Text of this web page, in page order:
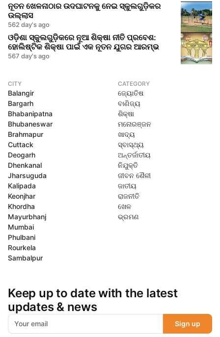
ନୂତନ ଖେଳନାଠାର ଉଦଘାଟନକୁ ନେଇ ସ୍କୁଲଗୁଡ଼ିକର
ଉଲ୍ଲାସ
562 day's ago
ଓଡ଼ିଶା ସ୍କୁଲଗୁଡ଼ିକରେ ନୂଆ ଶିକ୍ଷା ନୀତି ପ୍ରବେଶ:
ହୋଲିଷ୍ଟିକ ଶିକ୍ଷା ପାଇଁ ଏକ ନୂତନ ଯୁଗର ଆରମ୍ଭ
567 day's ago
CITY
Balangir
Bargarh
Bhabanipatna
Bhubaneswar
Brahmapur
Cuttack
Deogarh
Dhenkanal
Jharsuguda
Kalipada
Keonjhar
Khordha
Mayurbhanj
Mumbai
Phulbani
Rourkela
Sambalpur
CATEGORY
ଜ୍ୟୋତିଷ
ବାଣିଜ୍ୟ
ଶିକ୍ଷା
ମନୋରଞ୍ଜନ
ଖାଦ୍ୟ
ସ୍ବାସ୍ଥ୍ୟ
ଅନ୍ତର୍ଜାତୀୟ
ନିଯୁକ୍ତି
ଜୀବନ ଶୈଳୀ
ଜାତୀୟ
ରାଜନୀତି
ଖେଳ
ଭ୍ରମଣ
Keep up to date with the latest
updates & news
Sign up